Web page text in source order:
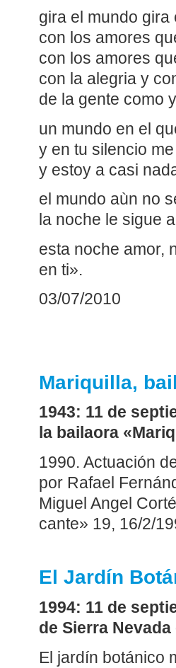
gira el mundo gira
con los amores
con los amores
con la alegria y
de la gente como
un mundo en el
y en tu silencio
y estoy a casi
el mundo aùn no
la noche le sigue
esta noche amor,
en ti».
03/07/2010
Mariquilla,
1943: 11 de
la bailaora
1990. Actuación
por Rafael
Miguel Angel
cante» 19, 16/2/
El Jardín
1994: 11 de
de Sierra
El jardín botánico